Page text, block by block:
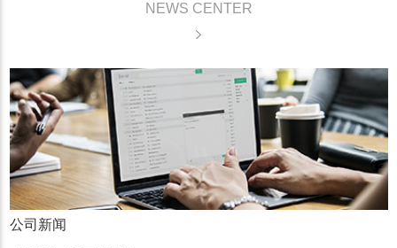
NEWS CENTER
公司新闻